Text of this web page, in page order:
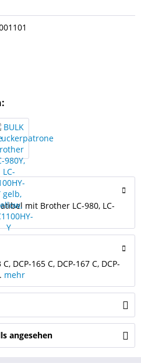
mit Brother LC-980, LC-
DCP-165 C, DCP-167 C, DCP-
mehr
angesehen